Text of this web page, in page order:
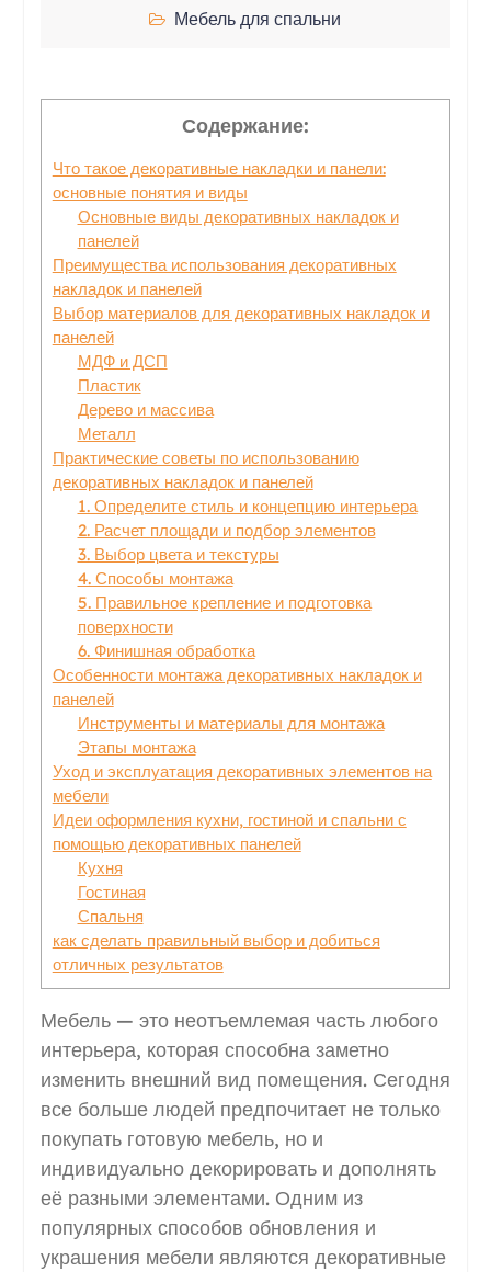
Мебель для спальни
Содержание:
Что такое декоративные накладки и панели:
основные понятия и виды
Основные виды декоративных накладок и
панелей
Преимущества использования декоративных
накладок и панелей
Выбор материалов для декоративных накладок и
панелей
МДФ и ДСП
Пластик
Дерево и массива
Металл
Практические советы по использованию
декоративных накладок и панелей
1. Определите стиль и концепцию интерьера
2. Расчет площади и подбор элементов
3. Выбор цвета и текстуры
4. Способы монтажа
5. Правильное крепление и подготовка
поверхности
6. Финишная обработка
Особенности монтажа декоративных накладок и
панелей
Инструменты и материалы для монтажа
Этапы монтажа
Уход и эксплуатация декоративных элементов на
мебели
Идеи оформления кухни, гостиной и спальни с
помощью декоративных панелей
Кухня
Гостиная
Спальня
как сделать правильный выбор и добиться
отличных результатов
Мебель — это неотъемлемая часть любого
интерьера, которая способна заметно
изменить внешний вид помещения. Сегодня
все больше людей предпочитает не только
покупать готовую мебель, но и
индивидуально декорировать и дополнять
её разными элементами. Одним из
популярных способов обновления и
украшения мебели являются декоративные